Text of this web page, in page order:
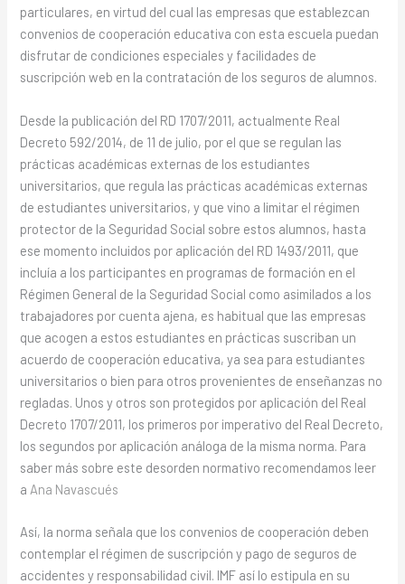
particulares, en virtud del cual las empresas que establezcan
convenios de cooperación educativa con esta escuela puedan
disfrutar de condiciones especiales y facilidades de
suscripción web en la contratación de los seguros de alumnos.
Desde la publicación del RD 1707/2011, actualmente Real
Decreto 592/2014, de 11 de julio, por el que se regulan las
prácticas académicas externas de los estudiantes
universitarios, que regula las prácticas académicas externas
de estudiantes universitarios, y que vino a limitar el régimen
protector de la Seguridad Social sobre estos alumnos, hasta
ese momento incluidos por aplicación del RD 1493/2011, que
incluía a los participantes en programas de formación en el
Régimen General de la Seguridad Social como asimilados a los
trabajadores por cuenta ajena, es habitual que las empresas
que acogen a estos estudiantes en prácticas suscriban un
acuerdo de cooperación educativa, ya sea para estudiantes
universitarios o bien para otros provenientes de enseñanzas no
regladas. Unos y otros son protegidos por aplicación del Real
Decreto 1707/2011, los primeros por imperativo del Real Decreto,
los segundos por aplicación análoga de la misma norma. Para
saber más sobre este desorden normativo recomendamos leer
a Ana Navascués
Así, la norma señala que los convenios de cooperación deben
contemplar el régimen de suscripción y pago de seguros de
accidentes y responsabilidad civil. IMF así lo estipula en su